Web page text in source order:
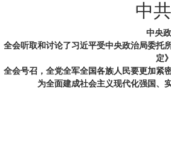
中
中央
全会听取和讨论了习近平受中央政治局委托
定
全会号召，全党全军全国各族人民要更加紧
为全面建成社会主义现代化强国、